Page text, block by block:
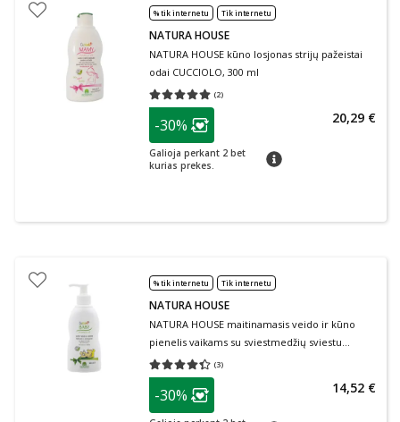
% tik internetu Tik internetu
NATURA HOUSE
NATURA HOUSE kūno losjonas strijų pažeistai
odai CUCCIOLO, 300 ml
(2)
Vidutinis įvertinimas 5.00
patarimas
Lojalumo klubo narių nuolaida
-30%
Galioja perkant 2 bet
kurias prekes.
patarimas
20,29 €
% tik internetu Tik internetu
NATURA HOUSE
NATURA HOUSE maitinamasis veido ir kūno
pienelis vaikams su sviestmedžių sviestu
CUCCIOLO, 300 ml
(3)
Vidutinis įvertinimas 4.33
patarimas
Lojalumo klubo narių nuolaida
-30% 14,52 €